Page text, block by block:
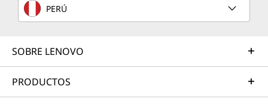
PERÚ
SOBRE LENOVO
PRODUCTOS